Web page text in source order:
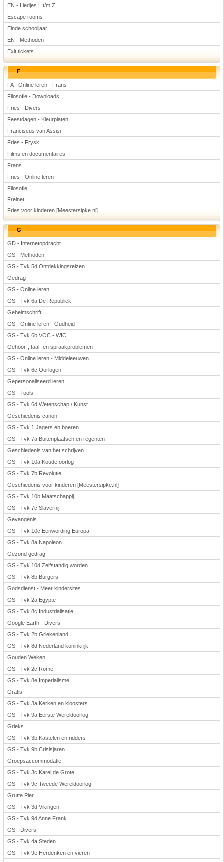
EN - Liedjes L t/m Z
Escape rooms
Einde schooljaar
EN - Methoden
Exit tickets
F
FA - Online leren - Frans
Filosofie - Downloads
Fries - Divers
Feestdagen - Kleurplaten
Franciscus van Assisi
Fries - Frysk
Films en documentaires
Frans
Fries - Online leren
Filosofie
Freinet
Fries voor kinderen [Meestersipke.nl]
G
GD - Internetopdracht
GS - Methoden
GS - Tvk 5d Ontdekkingsreizen
Gedrag
GS - Online leren
GS - Tvk 6a De Republiek
Geheimschrift
GS - Online leren - Oudheid
GS - Tvk 6b VOC - WIC
Gehoor-, taal- en spraakproblemen
GS - Online leren - Middeleeuwen
GS - Tvk 6c Oorlogen
Gepersonaliseerd leren
GS - Tools
GS - Tvk 6d Wetenschap / Kunst
Geschiedenis canon
GS - Tvk 1 Jagers en boeren
GS - Tvk 7a Buitenplaatsen en regenten
Geschiedenis van het schrijven
GS - Tvk 10a Koude oorlog
GS - Tvk 7b Revolutie
Geschiedenis voor kinderen [Meestersipke.nl]
GS - Tvk 10b Maatschappij
GS - Tvk 7c Slavernij
Gevangenis
GS - Tvk 10c Eenwording Europa
GS - Tvk 8a Napoleon
Gezond gedrag
GS - Tvk 10d Zelfstandig worden
GS - Tvk 8b Burgers
Godsdienst - Meer kindersites
GS - Tvk 2a Egypte
GS - Tvk 8c Industrialisatie
Google Earth - Divers
GS - Tvk 2b Griekenland
GS - Tvk 8d Nederland koninkrijk
Gouden Weken
GS - Tvk 2c Rome
GS - Tvk 8e Imperialisme
Gratis
GS - Tvk 3a Kerken en kloosters
GS - Tvk 9a Eerste Wereldoorlog
Grieks
GS - Tvk 3b Kastelen en ridders
GS - Tvk 9b Crisisjaren
Groepsaccommodatie
GS - Tvk 3c Karel de Grote
GS - Tvk 9c Tweede Wereldoorlog
Grutte Pier
GS - Tvk 3d Vikingen
GS - Tvk 9d Anne Frank
GS - Divers
GS - Tvk 4a Steden
GS - Tvk 9e Herdenken en vieren